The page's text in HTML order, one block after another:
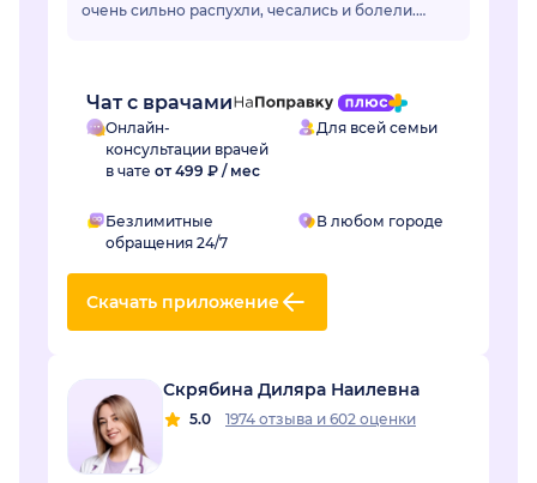
очень сильно распухли, чесались и болели.
Чат с врачами
Онлайн-
консультации врачей
в чате от 499 ₽ / мес
Для всей семьи
Безлимитные
обращения 24/7
В любом городе
Скачать приложение
Скрябина Диляра Наилевна
5.0 1974 отзыва и 602 оценки